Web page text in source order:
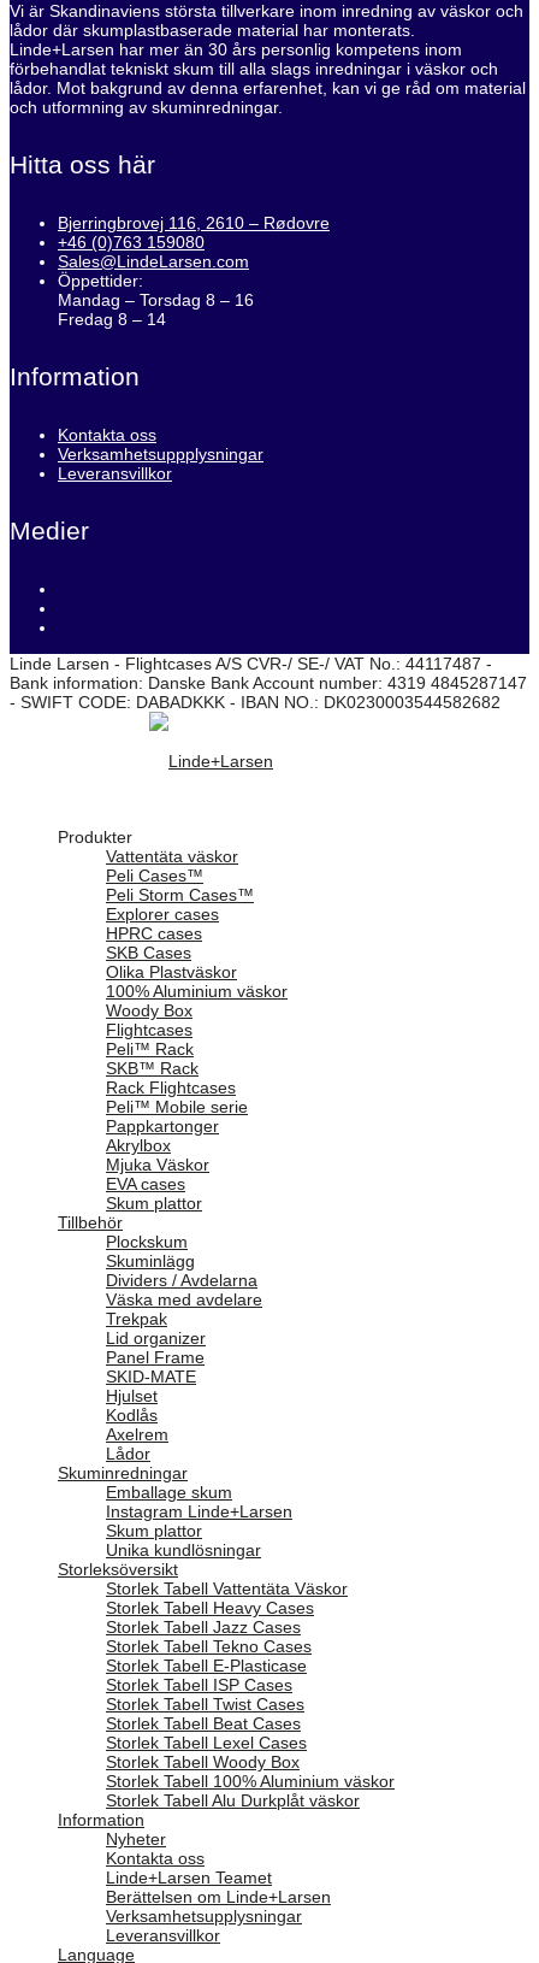
Vi är Skandinaviens största tillverkare inom inredning av väskor och
lådor där skumplastbaserade material har monterats.
Linde+Larsen har mer än 30 års personlig kompetens inom
förbehandlat tekniskt skum till alla slags inredningar i väskor och
lådor. Mot bakgrund av denna erfarenhet, kan vi ge råd om material
och utformning av skuminredningar.
Hitta oss här
Bjerringbrovej 116, 2610 – Rødovre
+46 (0)763 159080
Sales@LindeLarsen.com
Öppettider:
Mandag – Torsdag 8 – 16
Fredag 8 – 14
Information
Kontakta oss
Verksamhetsuppplysningar
Leveransvillkor
Medier
Linde Larsen - Flightcases A/S CVR-/ SE-/ VAT No.: 44117487 -
Bank information: Danske Bank Account number: 4319 4845287147
- SWIFT CODE: DABADKKK - IBAN NO.: DK0230003544582682
Produkter
Vattentäta väskor
Peli Cases™
Peli Storm Cases™
Explorer cases
HPRC cases
SKB Cases
Olika Plastväskor
100% Aluminium väskor
Woody Box
Flightcases
Peli™ Rack
SKB™ Rack
Rack Flightcases
Peli™ Mobile serie
Pappkartonger
Akrylbox
Mjuka Väskor
EVA cases
Skum plattor
Tillbehör
Plockskum
Skuminlägg
Dividers / Avdelarna
Väska med avdelare
Trekpak
Lid organizer
Panel Frame
SKID-MATE
Hjulset
Kodlås
Axelrem
Lådor
Skuminredningar
Emballage skum
Instagram Linde+Larsen
Skum plattor
Unika kundlösningar
Storleksöversikt
Storlek Tabell Vattentäta Väskor
Storlek Tabell Heavy Cases
Storlek Tabell Jazz Cases
Storlek Tabell Tekno Cases
Storlek Tabell E-Plasticase
Storlek Tabell ISP Cases
Storlek Tabell Twist Cases
Storlek Tabell Beat Cases
Storlek Tabell Lexel Cases
Storlek Tabell Woody Box
Storlek Tabell 100% Aluminium väskor
Storlek Tabell Alu Durkplåt väskor
Information
Nyheter
Kontakta oss
Linde+Larsen Teamet
Berättelsen om Linde+Larsen
Verksamhetsupplysningar
Leveransvillkor
Language